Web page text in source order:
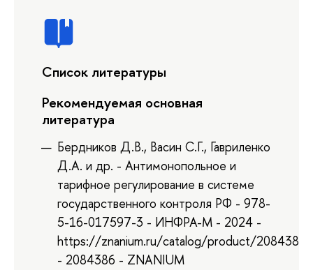
Список литературы
Рекомендуемая основная
литература
Бердников Д.В., Васин С.Г., Гавриленко
Д.А. и др. - Антимонопольное и
тарифное регулирование в системе
государственного контроля РФ - 978-
5-16-017597-3 - ИНФРА-М - 2024 -
https://znanium.ru/catalog/product/2084386
- 2084386 - ZNANIUM